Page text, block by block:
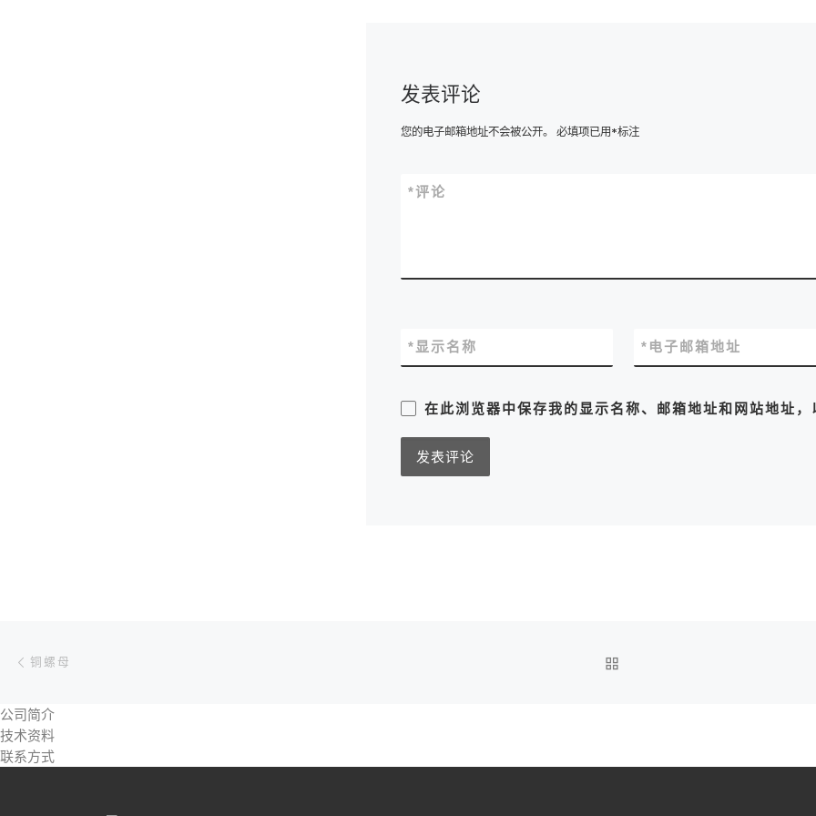
发表评论
您的电子邮箱地址不会被公开。 必填项已用*标注
评论
*
显示名称
* 电子邮箱地址
*
在此浏览器中保存我的显示名称、邮箱地址和网站地址
文章导航
铜螺母
公司简介
技术资料
联系方式